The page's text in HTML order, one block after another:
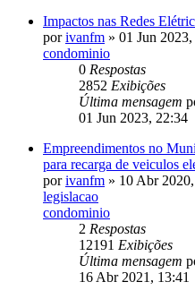
Impactos nas Redes
porivanfm » 01 Jun
condominio
0 Respostas
2852 Exibições
Última mensagem
01 Jun 2023, 22:34
Empreendimentos no
para recarga de veiculos
porivanfm » 10 Abr
legislacao
condominio
2 Respostas
12191 Exibições
Última mensagem
16 Abr 2021, 13:41